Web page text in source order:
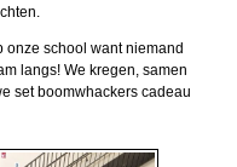
onze school want niemand
langs! We kregen, samen
set boomwhackers cadeau